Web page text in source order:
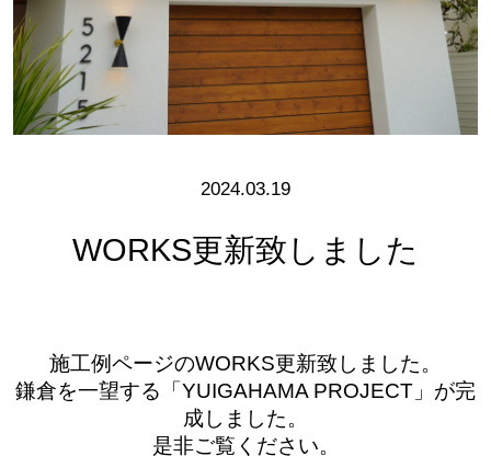
2024.03.19
WORKS更新致しました
施工例ページのWORKS更新致しました。
鎌倉を一望する「YUIGAHAMA PROJECT」が完
成しました。
是非ご覧ください。